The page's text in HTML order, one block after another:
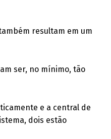
resultam em um
ser, no mínimo, tão
e a central de
dois estão